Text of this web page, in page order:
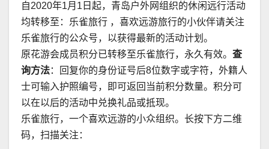
自2020年1月1日起，青岛户外网组织的休闲远行活动
均转移至：乐雀旅行 ，喜欢远游旅行的小伙伴请关注
乐雀旅行的公众号，以获得最新的活动计划。
原花游会成员积分已转移至乐雀旅行，永久有效。 查
询方法：回复你的身份证号后8位数字或字符，外籍人
士可输入护照编号，即可返回当前积分数量。积分可
以在以后的活动中兑换礼品或抵现。
乐雀旅行，一个喜欢远游的小众组织。长按下方二维
码，扫描关注：